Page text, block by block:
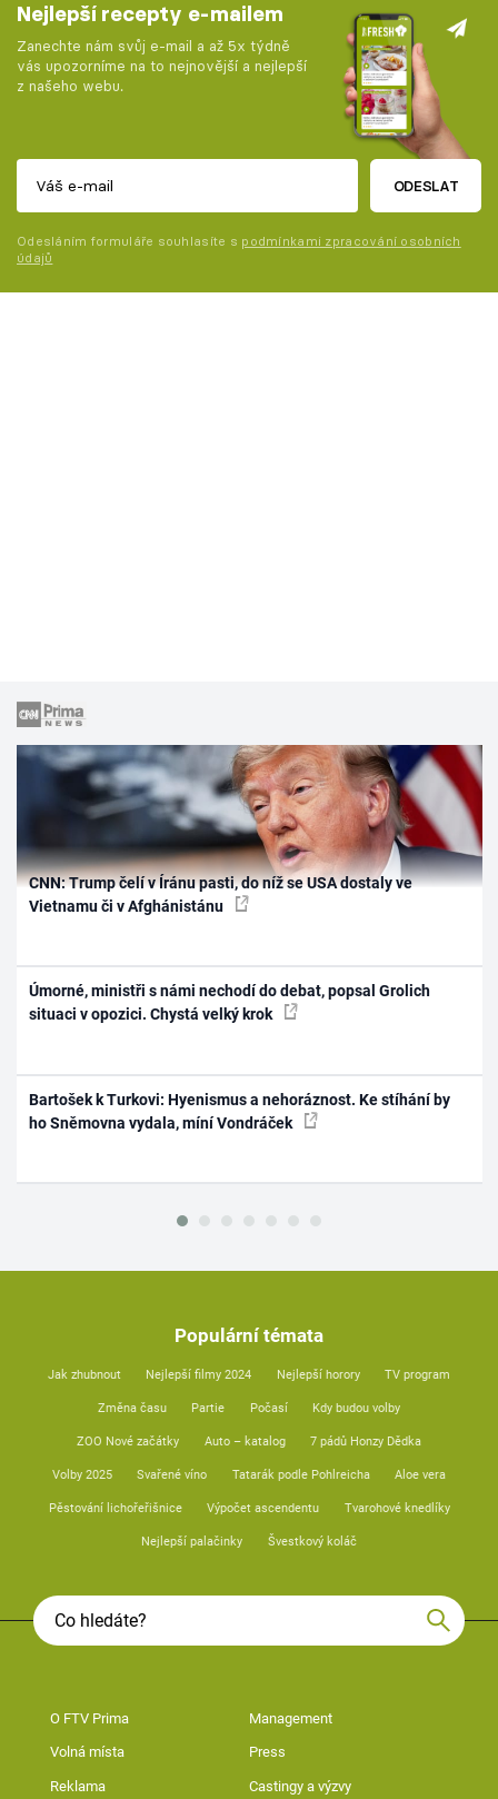
Nejlepší recepty e-mailem
Zanechte nám svůj e-mail a až 5x týdně
vás upozorníme na to nejnovější a nejlepší
z našeho webu.
ODESLAT
Odesláním formuláře souhlasíte s podmínkami zpracování osobních
údajů
CNN: Trump čelí v Íránu pasti, do níž se USA dostaly ve
Vietnamu či v Afghánistánu
Úmorné, ministři s námi nechodí do debat, popsal Grolich
situaci v opozici. Chystá velký krok
Bartošek k Turkovi: Hyenismus a nehoráznost. Ke stíhání by
ho Sněmovna vydala, míní Vondráček
Populární témata
Jak zhubnout Nejlepší filmy 2024 Nejlepší horory TV program
Změna času Partie Počasí Kdy budou volby
ZOO Nové začátky Auto – katalog 7 pádů Honzy Dědka
Volby 2025 Svařené víno Tatarák podle Pohlreicha Aloe vera
Pěstování lichořeřišnice Výpočet ascendentu Tvarohové knedlíky
Nejlepší palačinky Švestkový koláč
O FTV Prima Management
Volná místa Press
Reklama Castingy a výzvy